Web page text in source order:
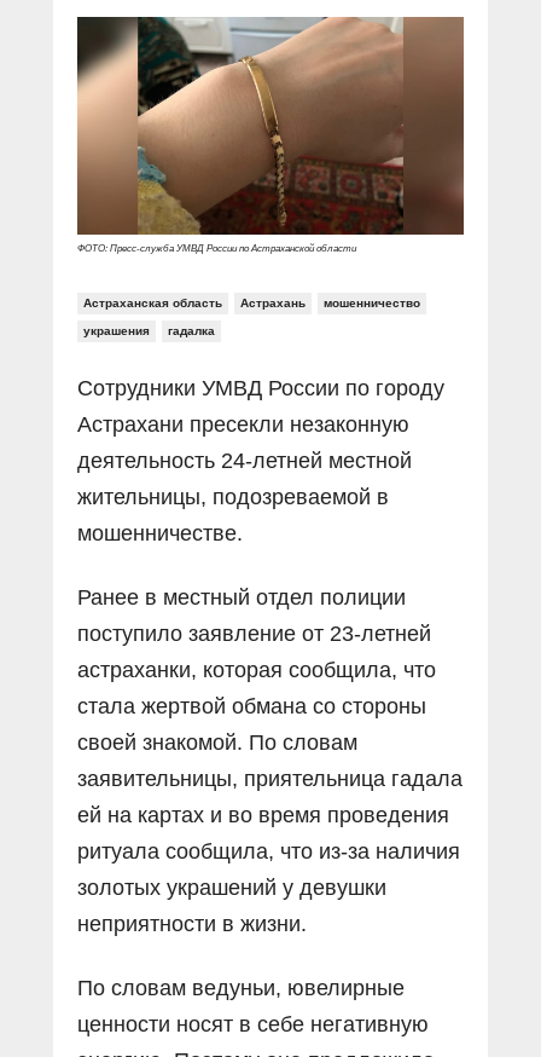
Документальные фильмы
В знании сила
Специальный репортаж
КиберПОСТОВОЙ
Газета «Щит и меч»
Журнал «Полиция России»
О ПОРТАЛЕ
Контакты
Вакансии
ФОТО: Пресс-служба УМВД России по Астраханской области
Астраханская область Астрахань мошенничество
украшения гадалка
Сотрудники УМВД России по городу
Астрахани пресекли незаконную
деятельность 24-летней местной
жительницы, подозреваемой в
мошенничестве.
Ранее в местный отдел полиции
поступило заявление от 23-летней
астраханки, которая сообщила, что
стала жертвой обмана со стороны
своей знакомой. По словам
заявительницы, приятельница гадала
ей на картах и во время проведения
ритуала сообщила, что из-за наличия
золотых украшений у девушки
неприятности в жизни.
По словам ведуньи, ювелирные
ценности носят в себе негативную